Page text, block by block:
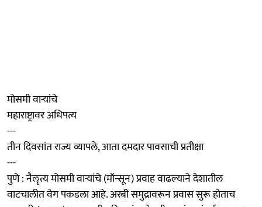
मोसमी वाऱ्यांचे
महाराष्ट्रावर अधिपत्य
---
तीन दिवसांत राज्य व्यापले, आता दमदार पावसाची प्रतीक्षा
---
पुणे : नैॡत्य मोसमी वाऱ्यांचे (मॉन्सून) प्रवाह वाढल्याने देशातील
वाटचालीत वेग पकडला आहे. अरबी समुद्रावरून प्रवास सुरू होताच